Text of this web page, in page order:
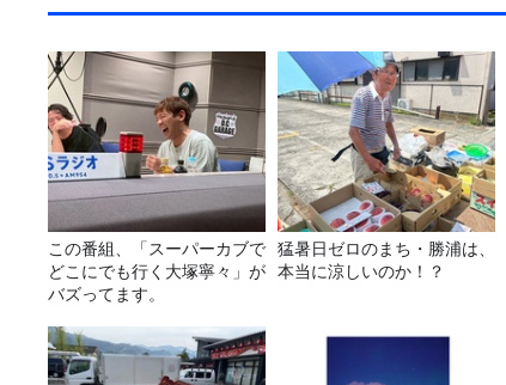
この番組、「スーパーカブで
どこにでも行く大塚寧々」が
バズってます。
猛暑日ゼロのまち・勝浦は、
本当に涼しいのか！？